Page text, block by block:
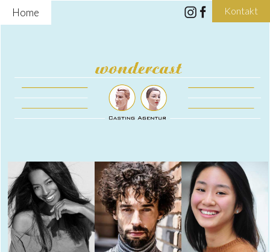
Home Kontakt